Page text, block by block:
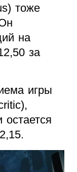
тоже
на
за
игры
остается